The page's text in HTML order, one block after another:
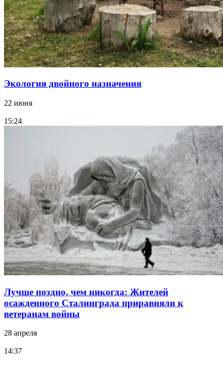
Экология двойного назначения
22 июня
15:24
Лучше поздно, чем никогда: Жителей
осажденного Сталинграда приравняли к
ветеранам войны
28 апреля
14:37